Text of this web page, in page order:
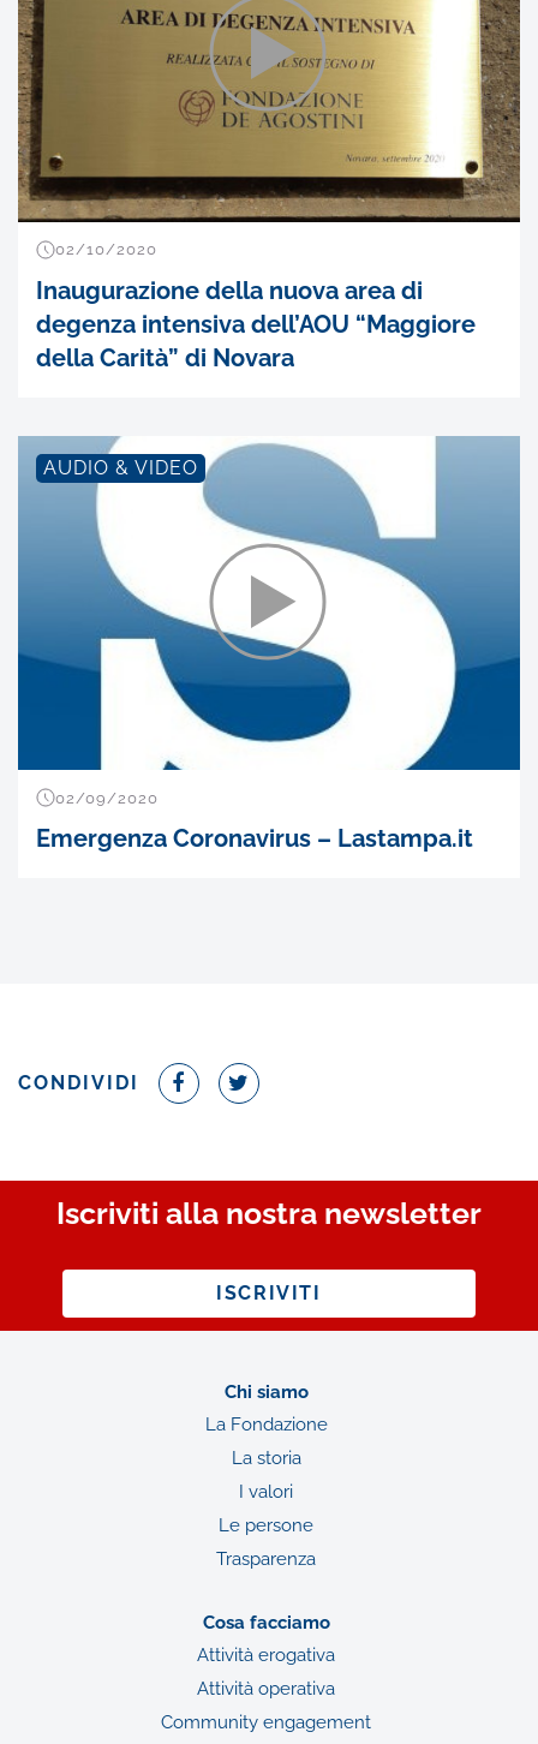
02/10/2020
Inaugurazione della nuova area di
degenza intensiva dell’AOU “Maggiore
della Carità” di Novara
AUDIO & VIDEO
02/09/2020
Emergenza Coronavirus – Lastampa.it
CONDIVIDI
Iscriviti alla nostra newsletter
ISCRIVITI
Chi siamo
La Fondazione
La storia
I valori
Le persone
Trasparenza
Cosa facciamo
Attività erogativa
Attività operativa
Community engagement